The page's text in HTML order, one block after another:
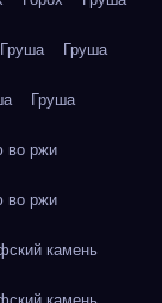
Груша Груша
Груша
во ржи
во ржи
камень